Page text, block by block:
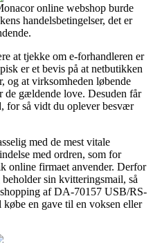
online webshop burde
handelsbetingelser, det er
at tjekke om e-forhandleren er
er et bevis på at netbutikken
og at virksomheden løbende
de gældende love. Desuden får
for så vidt du oplever besvær
med de mest vitale
med ordren, som for
online firmaet anvender. Derfor
sin kvitteringsmail, så
af DA-70157 USB/RS-
en gave til en voksen eller